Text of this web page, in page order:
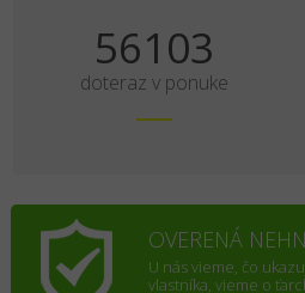
70129
doteraz v ponuke
OVERENÁ
U nás vieme, čo
vlastníka, vieme o